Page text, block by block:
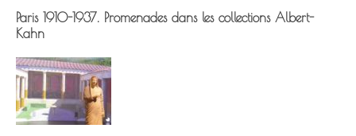
Paris 1910-1937. Promenades dans les collections Albert-
Kahn